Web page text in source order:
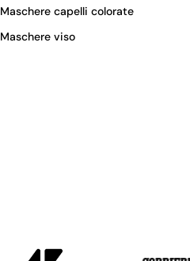
Maschere capelli colorate
Maschere viso